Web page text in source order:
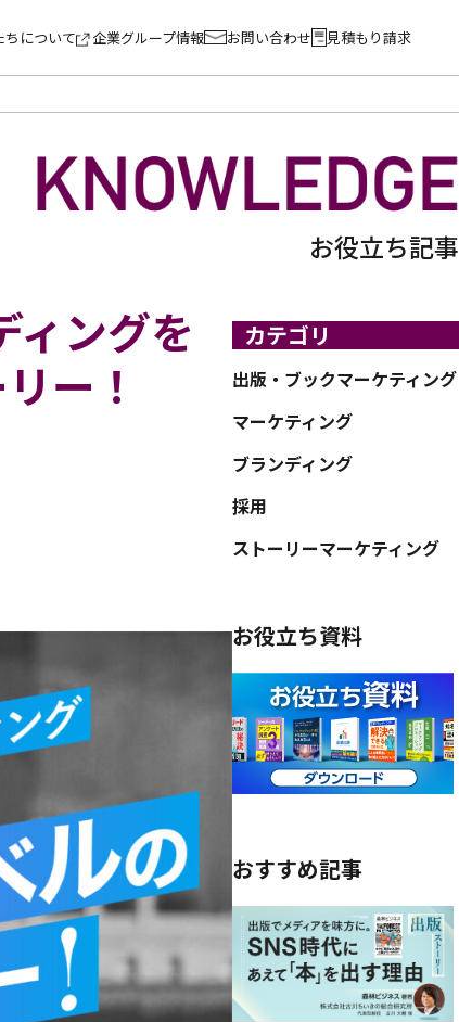
ちについて 企業グループ情報 お問い合わせ 見積もり請求
お役立ち記事
ィングを
ー！
カテゴリ
出版・ブックマーケティング
マーケティング
ブランディング
採用
ストーリーマーケティング
お役立ち資料
おすすめ記事